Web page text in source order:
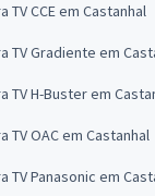
CCE em Castanhal
TV Gradiente em
TV H-Buster em
TV OAC em Castanhal
TV Panasonic em